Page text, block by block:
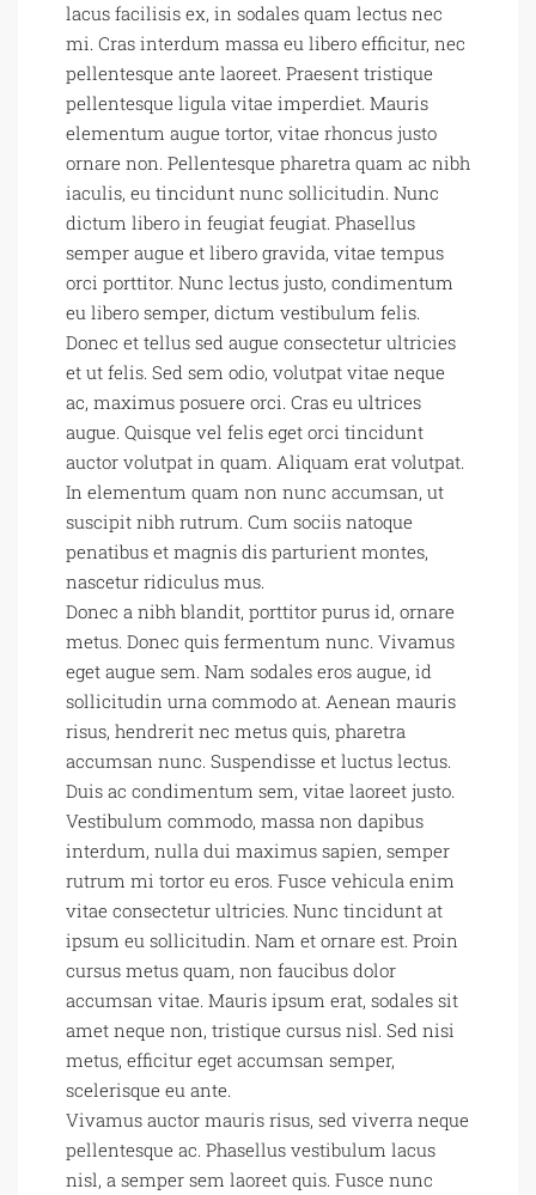
lacus facilisis ex, in sodales quam lectus nec
mi. Cras interdum massa eu libero efficitur, nec
pellentesque ante laoreet. Praesent tristique
pellentesque ligula vitae imperdiet. Mauris
elementum augue tortor, vitae rhoncus justo
ornare non. Pellentesque pharetra quam ac nibh
iaculis, eu tincidunt nunc sollicitudin. Nunc
dictum libero in feugiat feugiat. Phasellus
semper augue et libero gravida, vitae tempus
orci porttitor. Nunc lectus justo, condimentum
eu libero semper, dictum vestibulum felis.
Donec et tellus sed augue consectetur ultricies
et ut felis. Sed sem odio, volutpat vitae neque
ac, maximus posuere orci. Cras eu ultrices
augue. Quisque vel felis eget orci tincidunt
auctor volutpat in quam. Aliquam erat volutpat.
In elementum quam non nunc accumsan, ut
suscipit nibh rutrum. Cum sociis natoque
penatibus et magnis dis parturient montes,
nascetur ridiculus mus.
Donec a nibh blandit, porttitor purus id, ornare
metus. Donec quis fermentum nunc. Vivamus
eget augue sem. Nam sodales eros augue, id
sollicitudin urna commodo at. Aenean mauris
risus, hendrerit nec metus quis, pharetra
accumsan nunc. Suspendisse et luctus lectus.
Duis ac condimentum sem, vitae laoreet justo.
Vestibulum commodo, massa non dapibus
interdum, nulla dui maximus sapien, semper
rutrum mi tortor eu eros. Fusce vehicula enim
vitae consectetur ultricies. Nunc tincidunt at
ipsum eu sollicitudin. Nam et ornare est. Proin
cursus metus quam, non faucibus dolor
accumsan vitae. Mauris ipsum erat, sodales sit
amet neque non, tristique cursus nisl. Sed nisi
metus, efficitur eget accumsan semper,
scelerisque eu ante.
Vivamus auctor mauris risus, sed viverra neque
pellentesque ac. Phasellus vestibulum lacus
nisl, a semper sem laoreet quis. Fusce nunc